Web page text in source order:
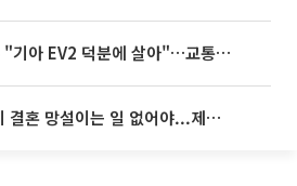
'굿 윌 헌팅' 배우 "기아 EV2 덕분에 살아"…교통사고 후 안전성 극찬
李대통령 “청년이 결혼 망설이는 일 없어야...제도상 불이익 조사”